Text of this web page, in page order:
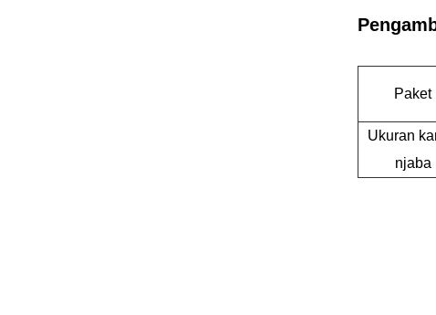
Paket
Ukuran
njaba